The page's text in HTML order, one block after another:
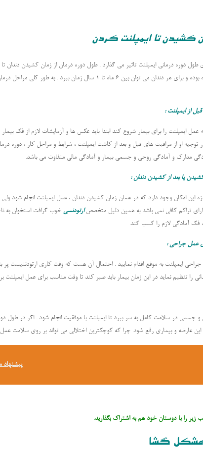
کشیدن تا ایمپلنت کردن
دوره درمانی ایمپلنت تاثیر می گذارد . طول دوره درمان از زمان کشیدن دندان
بسته به عوامل متعدد بوده بوده و برای هر دندان می توان بین 6 ماه تا 1
از ایمپلنت :
عمل ایمپلنت را برای بیمار شروع کند ابتدا باید عکس ها و آزمایشات لازم از فک
توجیه او از مراقبت های قبل و بعد از کاشت ایمپلنت ، شرایط و مراحل کار ، دوره
مدارک و آمادگی روحی و جسمی بیمار و آمادگی مالی متفاوت می باشد.
یا بعد از کشیدن دندان :
این امکان وجود دارد که در همان زمان کشیدن دندان ، عمل ایمپلنت انجام شود ولی
تراکم کافی نمی باشد به همین دلیل متخصصارتودنسی خوب گرافت استخوان به
فک آمادگی لازم را کسب کند.
عمل جراحی :
ایمپلنت به موقع اقدام نمایید . احتمال آن هست که وقت کاری ارتودنتیست پر
را تنظیم نماید در این زمان بیمار باید صبر کند تا وقت مناسب برای عمل ایمپلنت
و جسمی در سلامت کامل به سر ببرد تا ایمپلنت با موفقیت انجام شود . اگر در طول
این عارضه و بیماری رفع شود. چرا که کوچکترین اختلالی می تواند بر روی سلامت عمل
پیشنهاد
را با دوستان خود هم به اشتراک بگذارید.
مشکل گشا